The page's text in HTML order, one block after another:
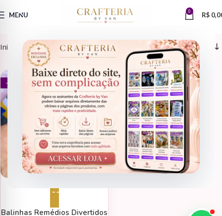
MENU 0 R$
Início Arquivos de Corte > Clientes Mimos
ARQUIVOS DE CORTE
- 81%
Adicionar ao carrinho
Balinhas Remédios Divertidos